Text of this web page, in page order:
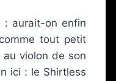
: aurait-on enfin
tout petit
au violon de son
ici : le Shirtless